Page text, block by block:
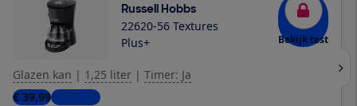
Russell Hobbs
22620-56 Textures
Plus+
Bekijk test
Glazen kan | 1,25 liter | Timer: Ja
€ 39,994 winkels